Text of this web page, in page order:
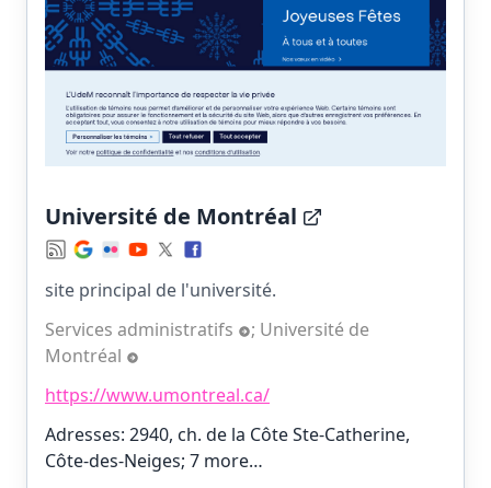
Université de Montréal
site principal de l'université.
Services administratifs
; Université de
Montréal
https://www.umontreal.ca/
Adresses: 2940, ch. de la Côte Ste-Catherine,
Côte-des-Neiges; 7 more…